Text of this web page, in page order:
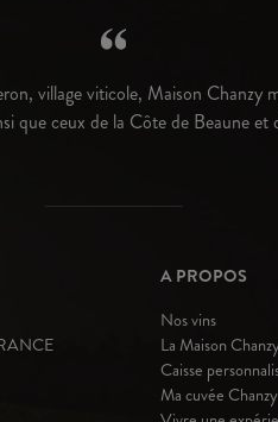
village viticole, Maison Chanzy
que ceux de la Côte de Beaune
A PROPOS
Nos vins
La Maison
Caisse
Ma cuvée Chanzy